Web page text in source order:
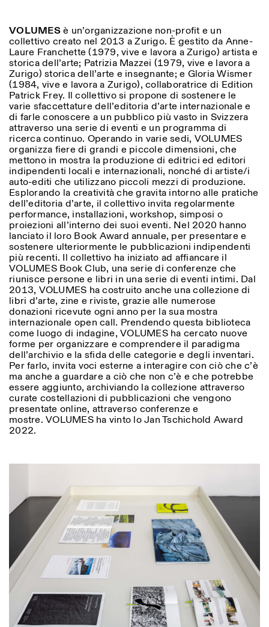
VOLUMESè un’organizzazione non-profit e un
collettivo creato nel 2013 a Zurigo. È gestito da Anne-
Laure Franchette (1979, vive e lavora a Zurigo) artista e
storica dell’arte; Patrizia Mazzei (1979, vive e lavora a
Zurigo) storica dell’arte e insegnante; e Gloria Wismer
(1984, vive e lavora a Zurigo), collaboratrice di Edition
Patrick Frey. Il collettivo si propone di sostenere le
varie sfaccettature dell’editoria d’arte internazionale e
di farle conoscere a un pubblico più vasto in Svizzera
attraverso una serie di eventi e un programma di
ricerca continuo. Operando in varie sedi, VOLUMES
organizza fiere di grandi e piccole dimensioni, che
mettono in mostra la produzione di editrici ed editori
indipendenti locali e internazionali, nonché di artiste/i
auto-editi che utilizzano piccoli mezzi di produzione.
Esplorando la creatività che gravita intorno alle pratiche
dell’editoria d’arte, il collettivo invita regolarmente
performance, installazioni, workshop, simposi o
proiezioni all’interno dei suoi eventi. Nel 2020 hanno
lanciato il loro Book Award annuale, per presentare e
sostenere ulteriormente le pubblicazioni indipendenti
più recenti. Il collettivo ha iniziato ad affiancare il
VOLUMES Book Club, una serie di conferenze che
riunisce persone e libri in una serie di eventi intimi. Dal
2013, VOLUMES ha costruito anche una collezione di
libri d’arte, zine e riviste, grazie alle numerose
donazioni ricevute ogni anno per la sua mostra
internazionale open call. Prendendo questa biblioteca
come luogo di indagine, VOLUMES ha cercato nuove
forme per organizzare e comprendere il paradigma
dell’archivio e la sfida delle categorie e degli inventari.
Per farlo, invita voci esterne a interagire con ciò che c’è
ma anche a guardare a ciò che non c’è e che potrebbe
essere aggiunto, archiviando la collezione attraverso
curate costellazioni di pubblicazioni che vengono
presentate online, attraverso conferenze e
mostre. VOLUMES ha vinto lo Jan Tschichold Award
2022.